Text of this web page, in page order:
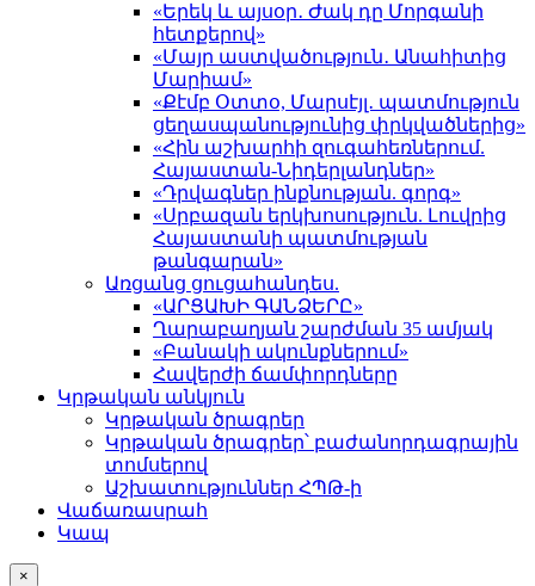
«Երեկ և այսօր․ Ժակ դը Մորգանի
հետքերով»
«Մայր աստվածություն․ Անահիտից
Մարիամ»
«Քէմբ Օտտօ, Մարսէյլ․ պատմություն
ցեղասպանությունից փրկվածներից»
«Հին աշխարհի զուգահեռներում.
Հայաստան-Նիդերլանդներ»
«Դրվագներ ինքնության. գորգ»
«Սրբազան երկխոսություն. Լուվրից
Հայաստանի պատմության
թանգարան»
Առցանց ցուցահանդես.
«ԱՐՑԱԽԻ ԳԱՆՁԵՐԸ»
Ղարաբաղյան շարժման 35 ամյակ
«Բանակի ակունքներում»
Հավերժի ճամփորդները
Կրթական անկյուն
Կրթական ծրագրեր
Կրթական ծրագրեր՝ բաժանորդագրային
տոմսերով
Աշխատություններ ՀՊԹ-ի
Վաճառասրահ
Կապ
×